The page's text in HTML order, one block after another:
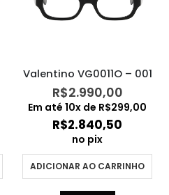
Valentino VG0011O – 001
R$2.990,00
Em até 10x de R$299,00
R$2.840,50
no pix
ADICIONAR AO CARRINHO